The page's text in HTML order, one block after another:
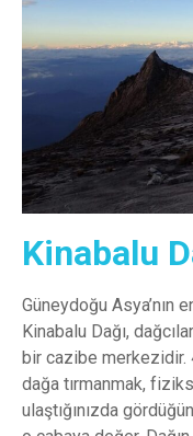
Kinabalu
Güneydoğu Asya’nın
Kinabalu Dağı,
bir cazibe merkezidir.
dağa tırmanmak,
ulaştığınızda